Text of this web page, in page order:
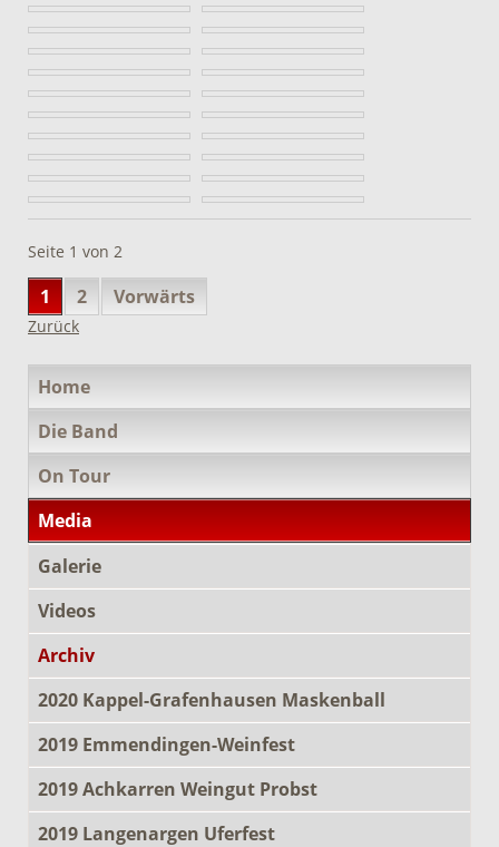
Seite 1 von 2
1 2 Vorwärts
Zurück
überspringen
Home
Die Band
On Tour
Media
Galerie
Videos
Archiv
2020 Kappel-Grafenhausen Maskenball
2019 Emmendingen-Weinfest
2019 Achkarren Weingut Probst
2019 Langenargen Uferfest